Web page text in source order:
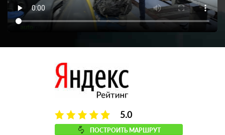
5.0
ПОСТРОИТЬ МАРШРУТ